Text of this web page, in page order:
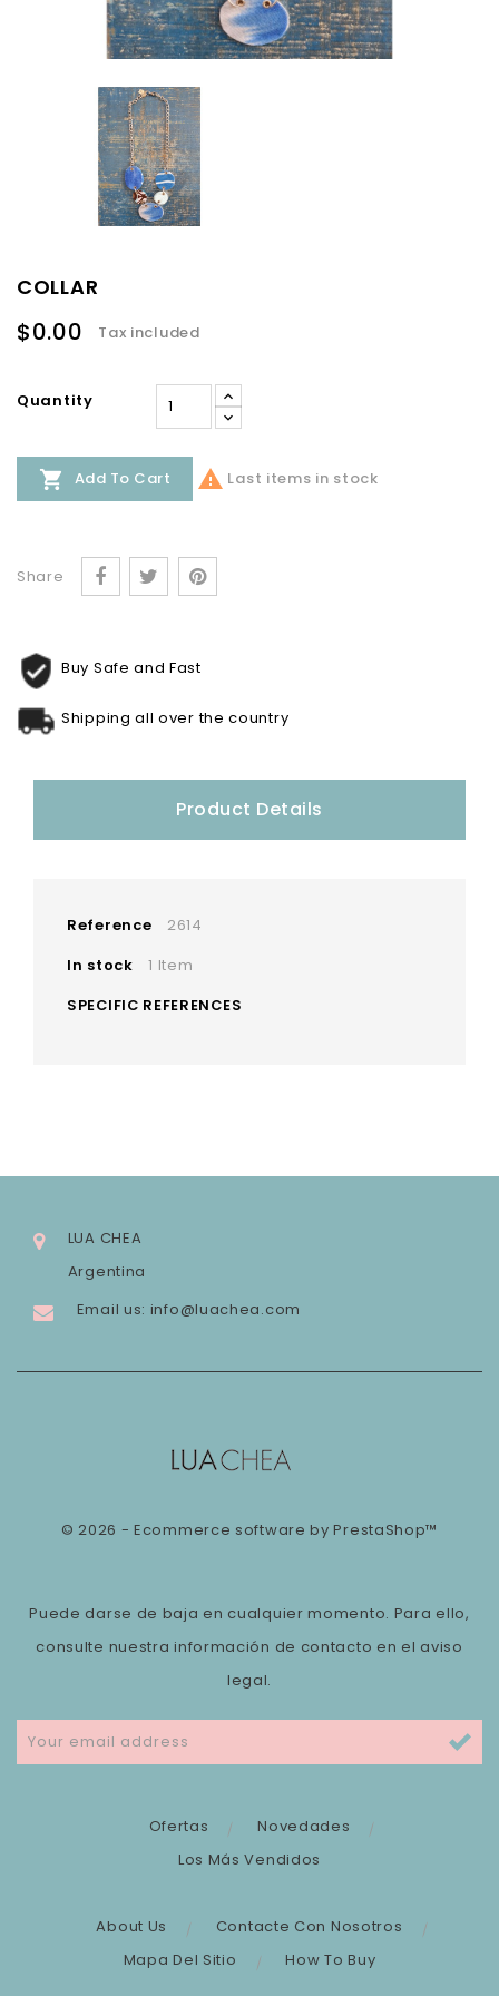
COLLAR
$0.00 Tax included
Quantity
 Add To Cart  Last items in stock
Share
Buy Safe and Fast
Shipping all over the country
Product Details
Reference
2614
In stock
1 Item
SPECIFIC REFERENCES
LUA CHEA
Argentina
Email us: info@luachea.com
© 2026 - Ecommerce software by PrestaShop™
Puede darse de baja en cualquier momento. Para ello,
consulte nuestra información de contacto en el aviso
legal.
Ofertas
Novedades
Los Más Vendidos
About Us
Contacte Con Nosotros
Mapa Del Sitio
How To Buy